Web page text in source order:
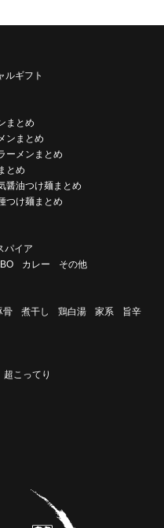
ルギフト
まとめ
ンまとめ
ーメンまとめ
とめ
醤油つけ麺まとめ
つけ麺まとめ
パイア
カレー その他
骨 煮干し 鶏白湯 家系
旨辛
超こってり